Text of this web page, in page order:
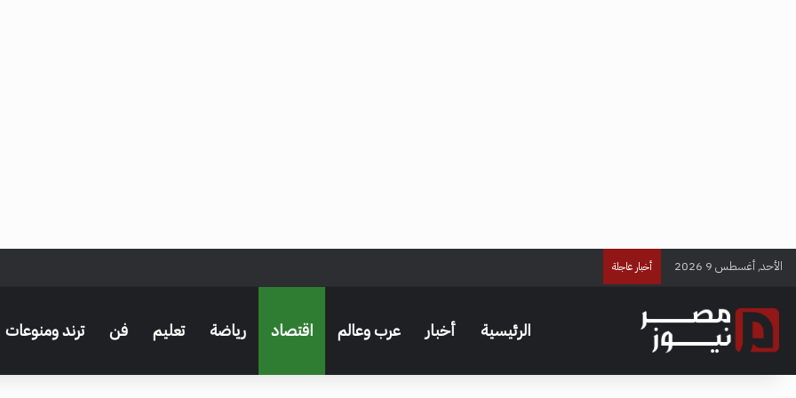
الأحد, أغسطس 9 2026 أخبار عاجلة
الرئيسية أخبار عرب وعالم اقتصاد رياضة تعليم فن ترند ومنوعات